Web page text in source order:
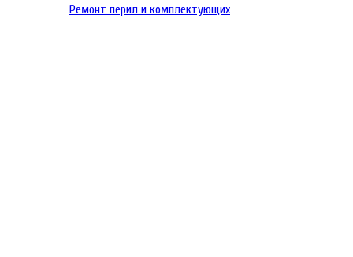
Ремонт перил и комплектующих